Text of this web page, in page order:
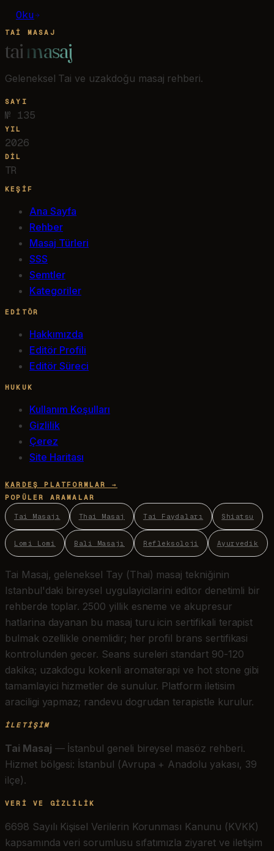
Oku
TAI MASAJ
taimasaj
Geleneksel Tai ve uzakdoğu masaj rehberi.
SAYI
№ 135
YIL
2026
DIL
TR
KEŞIF
Ana Sayfa
Rehber
Masaj Türleri
SSS
Semtler
Kategoriler
EDITÖR
Hakkımızda
Editör Profili
Editör Süreci
HUKUK
Kullanım Koşulları
Gizlilik
Çerez
Site Haritası
KARDEŞ PLATFORMLAR →
POPÜLER ARAMALAR
Tai Masajı Thai Masaj Tai Faydaları Shiatsu
Lomi Lomi Bali Masajı Refleksoloji Ayurvedik
Tai Masaj, geleneksel Tay (Thai) masaj tekniğinin
Istanbul'daki bireysel uygulayicilarini editor denetimli bir
rehberde toplar. 2500 yillik esneme ve akupresur
hatlarina dayanan bu masaj turu icin sertifikali terapist
bulmak ozellikle onemlidir; her profil brans sertifikasi
kontrolunden gecer. Seans sureleri standart 90-120
dakika; uzakdogu kokenli aromaterapi ve hot stone gibi
tamamlayici hizmetler de sunulur. Platform iletisim
araciligi yapmaz; randevu dogrudan terapistle kurulur.
İLETIŞIM
Tai Masaj — İstanbul geneli bireysel masöz rehberi.
Hizmet bölgesi: İstanbul (Avrupa + Anadolu yakası, 39
ilçe).
VERI VE GIZLILIK
6698 Sayılı Kişisel Verilerin Korunması Kanunu (KVKK)
kapsamında veri sorumlusu sıfatımızla ziyaret ve iletişim